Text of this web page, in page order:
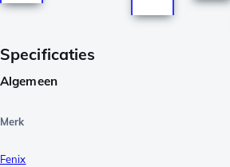
Specificaties
Algemeen
Merk
Fenix